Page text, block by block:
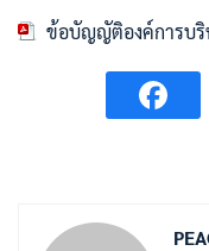
ข้อบัญญัติองค์การบริ